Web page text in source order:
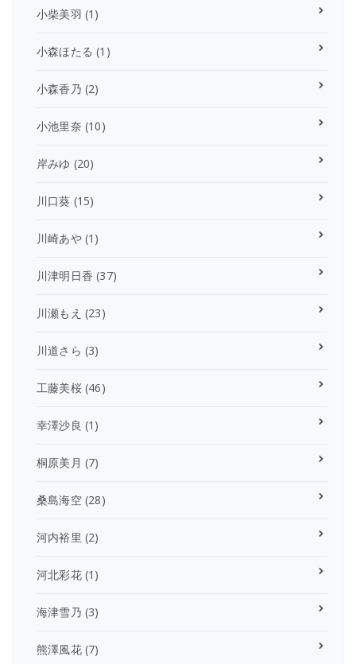
小柴美羽 (1)
小森ほたる (1)
小森香乃 (2)
小池里奈 (10)
岸みゆ (20)
川口葵 (15)
川崎あや(1)
川津明日香 (37)
川瀬もえ (23)
川道さら (3)
工藤美桜(46)
幸澤沙良 (1)
桐原美月 (7)
桑島海空(28)
河内裕里 (2)
河北彩花(1)
海津雪乃 (3)
熊澤風花(7)